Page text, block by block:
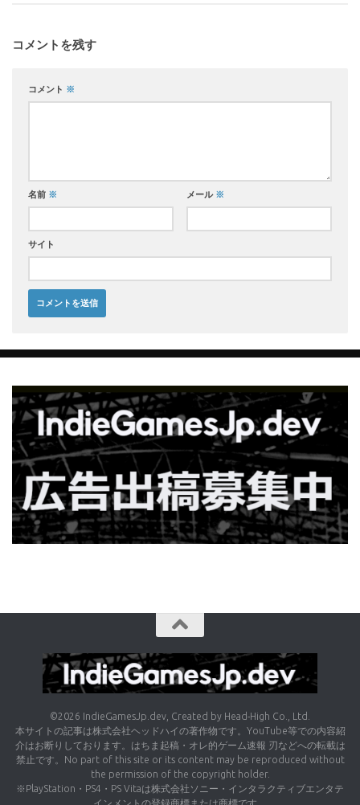
コメントを残す
コメント ※
名前 ※ メール ※
サイト
©2026 IndieGamesJp.dev, Created by Head-High Co., Ltd.
本サイトの記事は株式会社ヘッドハイの著作物です。YouTube等での内容紹
介はお断りしております。はちま起稿・オレ的ゲーム速報 刃などへの転載は
禁止です。No part of this site or its content may be reproduced without
the permission of the copyright holder.
※PlayStation・PS4・PS Vitaは株式会社ソニー・インタラクティブエンタテ